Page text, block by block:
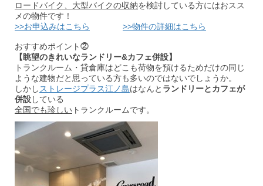
ロードバイク、大型バイクの収納を検討している方にはおスス
メの物件です！
>>お申込みはこちら
>>物件の詳細はこちら
おすすめポイント⓶
【眺望のきれいなランドリー&カフェ併設】
トランクルーム・貸倉庫はどこも荷物を預けるためだけの同じ
ような建物だと思っている方も多いのではないでしょうか。
しかしストレージプラス江ノ島はなんと ランドリーとカフェが
併設している
全国でも珍しい トランクルームです。